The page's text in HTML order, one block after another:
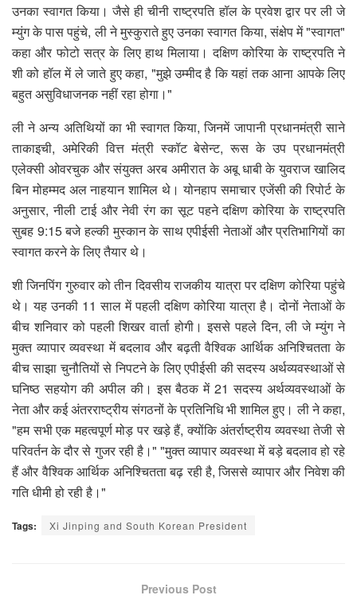
उनका स्वागत किया। जैसे ही चीनी राष्ट्रपति हॉल के प्रवेश द्वार पर ली जे
म्युंग के पास पहुंचे, ली ने मुस्कुराते हुए उनका स्वागत किया, संक्षेप में "स्वागत"
कहा और फोटो सत्र के लिए हाथ मिलाया। दक्षिण कोरिया के राष्ट्रपति ने
शी को हॉल में ले जाते हुए कहा, "मुझे उम्मीद है कि यहां तक आना आपके लिए
बहुत असुविधाजनक नहीं रहा होगा।"
ली ने अन्य अतिथियों का भी स्वागत किया, जिनमें जापानी प्रधानमंत्री साने
ताकाइची, अमेरिकी वित्त मंत्री स्कॉट बेसेन्ट, रूस के उप प्रधानमंत्री
एलेक्सी ओवरचुक और संयुक्त अरब अमीरात के अबू धाबी के युवराज खालिद
बिन मोहम्मद अल नाहयान शामिल थे। योनहाप समाचार एजेंसी की रिपोर्ट के
अनुसार, नीली टाई और नेवी रंग का सूट पहने दक्षिण कोरिया के राष्ट्रपति
सुबह 9:15 बजे हल्की मुस्कान के साथ एपीईसी नेताओं और प्रतिभागियों का
स्वागत करने के लिए तैयार थे।
शी जिनपिंग गुरुवार को तीन दिवसीय राजकीय यात्रा पर दक्षिण कोरिया पहुंचे
थे। यह उनकी 11 साल में पहली दक्षिण कोरिया यात्रा है। दोनों नेताओं के
बीच शनिवार को पहली शिखर वार्ता होगी। इससे पहले दिन, ली जे म्युंग ने
मुक्त व्यापार व्यवस्था में बदलाव और बढ़ती वैश्विक आर्थिक अनिश्चितता के
बीच साझा चुनौतियों से निपटने के लिए एपीईसी की सदस्य अर्थव्यवस्थाओं से
घनिष्ठ सहयोग की अपील की। इस बैठक में 21 सदस्य अर्थव्यवस्थाओं के
नेता और कई अंतरराष्ट्रीय संगठनों के प्रतिनिधि भी शामिल हुए। ली ने कहा,
"हम सभी एक महत्वपूर्ण मोड़ पर खड़े हैं, क्योंकि अंतर्राष्ट्रीय व्यवस्था तेजी से
परिवर्तन के दौर से गुजर रही है।" "मुक्त व्यापार व्यवस्था में बड़े बदलाव हो रहे
हैं और वैश्विक आर्थिक अनिश्चितता बढ़ रही है, जिससे व्यापार और निवेश की
गति धीमी हो रही है।"
Tags: Xi Jinping and South Korean President
Previous Post